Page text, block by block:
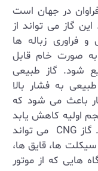
در جهان است
گاز می ‌تواند از
فراوری زباله‌ ها
‌صورت خام قابل
شود. گاز طبیعی
به فشار بالا
کار باعث می‌ شود که
اولیه کاهش یابد
CNG
می ‌تواند
ها، قایق‌ ها،
‌هایی که از موتور